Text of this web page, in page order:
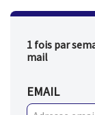
1 fois par
mail
EMAIL